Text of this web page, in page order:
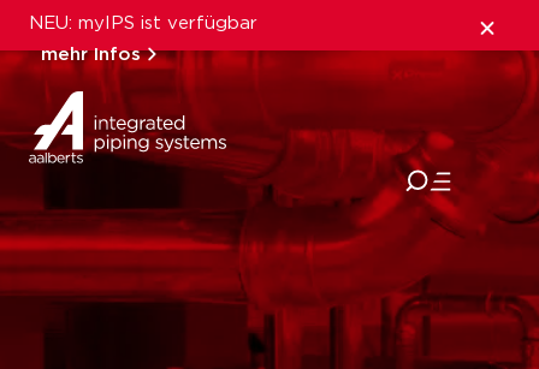
NEU: myIPS ist verfügbar
mehr Infos
schließen